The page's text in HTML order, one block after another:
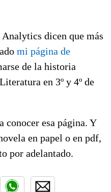
dicen que más
mi página de
de la historia
en 3º y 4º de
conocer esa página. Y
en papel o en pdf,
por adelantado.